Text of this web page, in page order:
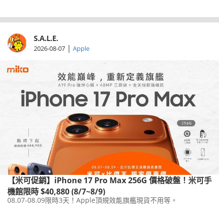
S.A.L.E.
2026-08-07 | Apple
【米可促銷】iPhone 17 Pro Max 256G 價格破盤！米可手
機館限時 $40,880 (8/7~8/9)
08.07-08.09限時3天！Apple頂規效能旗艦現貨不用等。